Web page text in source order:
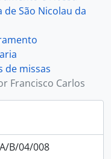
intituladas do Coro instituídas pelo prior João Antunes Monteiro, 1757 - 1789
seis capelas do coro que a irmandade administra, 1755-07-25 - 1789-08-31
e outros objetos, 1768-01-27 - 1854-06-30
e celebrações, 1756-04-22 - 1851-05-01
e tenças, 1756-02-25 - 1838-06-18
1763-09-01 - 1773-03-20
1772-03-05 - 1853-10-24
São Nicolau da
de missas
Francisco Carlos
B/04/008